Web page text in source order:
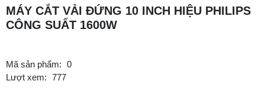
MÁY CẮT VẢI ĐỨNG 10 INCH HIỆU PHILIPS
CÔNG SUẤT 1600W
Mã sản phẩm: 0
Lượt xem: 777